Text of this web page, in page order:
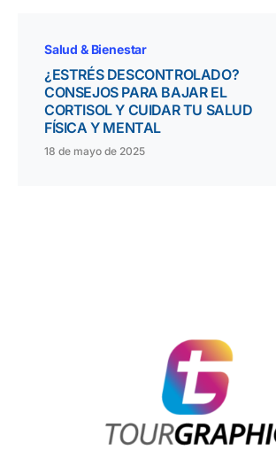
Salud & Bienestar
¿ESTRÉS DESCONTROLADO?
CONSEJOS PARA BAJAR EL
CORTISOL Y CUIDAR TU SALUD
FÍSICA Y MENTAL
18 de mayo de 2025